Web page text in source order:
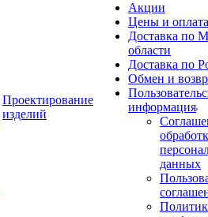
Проектирование
изделий
Акции
Цены и оплата
Доставка по
области
Доставка по
Обмен и
информация
данных